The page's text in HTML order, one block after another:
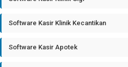
Software Kasir Klinik Kecantikan
Software Kasir Apotek